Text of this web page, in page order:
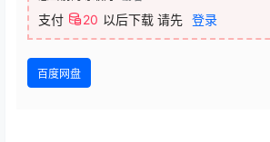
支付 20 以后下载 请先 登录
百度网盘